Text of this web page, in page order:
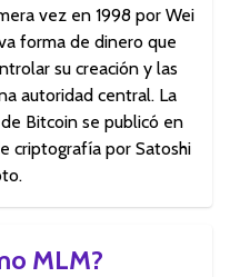
vez en 1998 por Wei
forma de dinero que
su creación y las
autoridad central. La
Bitcoin se publicó en
criptografía por Satoshi
MLM?